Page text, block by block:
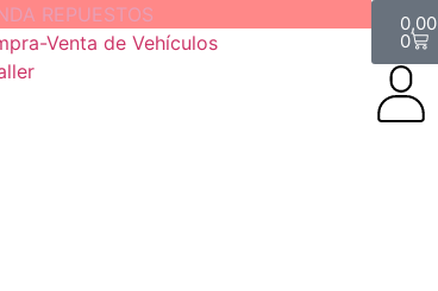
REPUESTOS
Venta de Vehículos
0,00
0